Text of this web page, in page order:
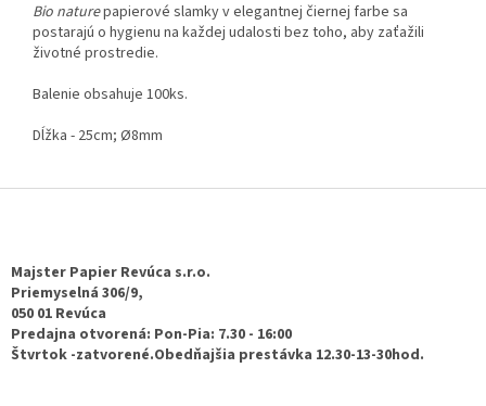
Bio naturepapierové slamky v elegantnej čiernej farbe sa
postarajú o hygienu na každej udalosti bez toho, aby zaťažili
životné prostredie.
Balenie obsahuje 100ks.
Dĺžka - 25cm; Ø8mm
Majster Papier Revúca s.r.o.
Priemyselná 306/9,
050 01 Revúca
Predajna otvorená: Pon-Pia: 7.30 - 16:00
Štvrtok -zatvorené.Obedňajšia prestávka 12.30-13-30hod.